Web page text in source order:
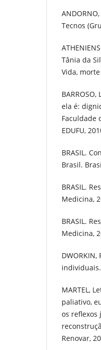
Tecnos
Tânia da
Vida,
ela é:
Faculdade
EDUFU,
BRASIL.
Brasil.
BRASIL.
Medicina,
BRASIL.
Medicina,
MARTEL,
paliativo,
os reflexos
Renovar,